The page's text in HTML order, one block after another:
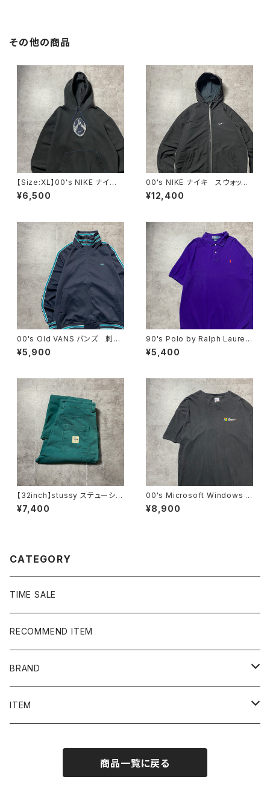
その他の商品
【Size:XL】00's NIKE ナイ
キ スウォッシュセンター刺繍×
ワッペン ブラック 黒 スウェ
¥6,500
00's NIKE ナイキ スウォッシ
ュ 刺繍ワンポイント フード
刺繍 ドローコード ブラッ
¥12,400
00's Old VANS バンズ 刺繍
ワンポイント ラインリブ ネイ
ビー ジャージ トラックジャケ
¥5,900
90's Polo by Ralph Lauren
ポロバイラルフローレン 刺繍
ワンポイント ポニー パープ
¥5,400
【32inch】stussy ステューシ
ー ジッパーフライ グリー
ン ダブルニー ワークパンツ
¥7,400
00's Microsoft Windows マ
イクロソフト ウィンドウズ ワ
ンポイント プリント GILDAN
¥8,900
CATEGORY
TIME SALE
RECOMMEND ITEM
BRAND
NIKE
ITEM
商品一覧に戻る